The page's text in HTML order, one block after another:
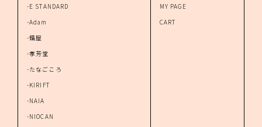
-E STANDARD
-Adam
-錆屋
-孝芳堂
-たなごころ
-KIRIFT
-NAIA
-NIOCAN
MY PAGE
CART